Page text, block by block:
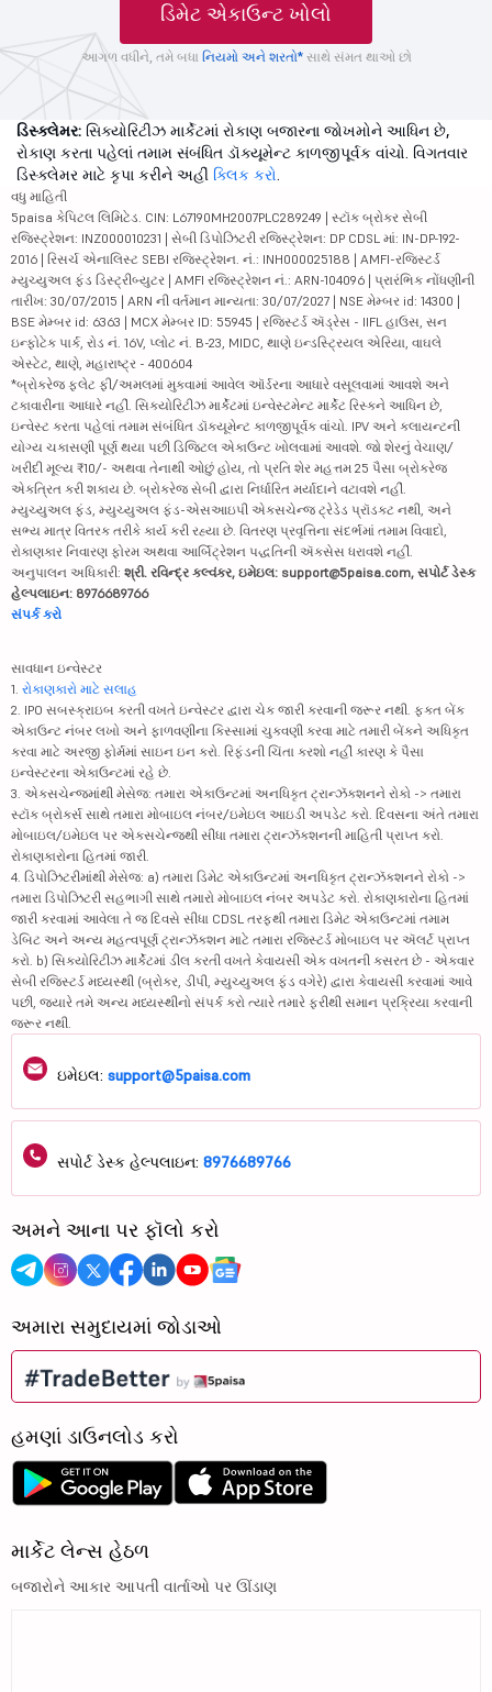
ડિમેટ એકાઉન્ટ ખોલો
આગળ વધીને, તમે બધા નિયમો અને શરતો*સાથે સંમત થાઓ છો
ડિસ્ક્લેમર: સિક્યોરિટીઝ માર્કેટમાં રોકાણ બજારના જોખમોને આધિન છે,
રોકાણ કરતા પહેલાં તમામ સંબંધિત ડૉક્યૂમેન્ટ કાળજીપૂર્વક વાંચો. વિગતવાર
ડિસ્ક્લેમર માટે કૃપા કરીને અહીં ક્લિક કરો.
વધુ માહિતી
5paisa કેપિટલ લિમિટેડ. CIN: L67190MH2007PLC289249 | સ્ટૉક બ્રોકર સેબી
રજિસ્ટ્રેશન: INZ000010231 | સેબી ડિપોઝિટરી રજિસ્ટ્રેશન: DP CDSL માં: IN-DP-192-
2016 | રિસર્ચ એનાલિસ્ટ SEBI રજિસ્ટ્રેશન. નં.: INH000025188 | AMFI-રજિસ્ટર્ડ
મ્યુચ્યુઅલ ફંડ ડિસ્ટ્રીબ્યુટર | AMFI રજિસ્ટ્રેશન નં.: ARN-104096 | પ્રારંભિક નોંધણીની
તારીખ: 30/07/2015 | ARN ની વર્તમાન માન્યતા: 30/07/2027 | NSE મેમ્બર id: 14300 |
BSE મેમ્બર id: 6363 | MCX મેમ્બર ID: 55945 | રજિસ્ટર્ડ ઍડ્રેસ - IIFL હાઉસ, સન
ઇન્ફોટેક પાર્ક, રોડ નં. 16V, પ્લોટ નં. B-23, MIDC, થાણે ઇન્ડસ્ટ્રિયલ એરિયા, વાઘલે
એસ્ટેટ, થાણે, મહારાષ્ટ્ર - 400604
*બ્રોકરેજ ફ્લેટ ફી/અમલમાં મુકવામાં આવેલ ઑર્ડરના આધારે વસૂલવામાં આવશે અને
ટકાવારીના આધારે નહીં. સિક્યોરિટીઝ માર્કેટમાં ઇન્વેસ્ટમેન્ટ માર્કેટ રિસ્કને આધિન છે,
ઇન્વેસ્ટ કરતા પહેલાં તમામ સંબંધિત ડૉક્યૂમેન્ટ કાળજીપૂર્વક વાંચો. IPV અને ક્લાયન્ટની
યોગ્ય ચકાસણી પૂર્ણ થયા પછી ડિજિટલ એકાઉન્ટ ખોલવામાં આવશે. જો શેરનું વેચાણ/
ખરીદી મૂલ્ય ₹10/- અથવા તેનાથી ઓછું હોય, તો પ્રતિ શેર મહત્તમ 25 પૈસા બ્રોકરેજ
એકત્રિત કરી શકાય છે. બ્રોકરેજ સેબી દ્વારા નિર્ધારિત મર્યાદાને વટાવશે નહીં.
મ્યુચ્યુઅલ ફંડ, મ્યુચ્યુઅલ ફંડ-એસઆઇપી એક્સચેન્જ ટ્રેડેડ પ્રૉડક્ટ નથી, અને
સભ્ય માત્ર વિતરક તરીકે કાર્ય કરી રહ્યા છે. વિતરણ પ્રવૃત્તિના સંદર્ભમાં તમામ વિવાદો,
રોકાણકાર નિવારણ ફોરમ અથવા આર્બિટ્રેશન પદ્ધતિની ઍક્સેસ ધરાવશે નહીં.
અનુપાલન અધિકારી: શ્રી. રવિન્દ્ર કલ્વંકર, ઇમેઇલ: support@5paisa.com, સપોર્ટ ડેસ્ક
હેલ્પલાઇન: 8976689766
સંપર્ક કરો
સાવધાન ઇન્વેસ્ટર
1. રોકાણકારો માટે સલાહ
2. IPO સબસ્ક્રાઇબ કરતી વખતે ઇન્વેસ્ટર દ્વારા ચેક જારી કરવાની જરૂર નથી. ફક્ત બેંક
એકાઉન્ટ નંબર લખો અને ફાળવણીના કિસ્સામાં ચુકવણી કરવા માટે તમારી બેંકને અધિકૃત
કરવા માટે અરજી ફોર્મમાં સાઇન ઇન કરો. રિફંડની ચિંતા કરશો નહીં કારણ કે પૈસા
ઇન્વેસ્ટરના એકાઉન્ટમાં રહે છે.
3. એક્સચેન્જમાંથી મેસેજ: તમારા એકાઉન્ટમાં અનધિકૃત ટ્રાન્ઝૅક્શનને રોકો -> તમારા
સ્ટૉક બ્રોકર્સ સાથે તમારા મોબાઇલ નંબર/ઇમેઇલ આઇડી અપડેટ કરો. દિવસના અંતે તમારા
મોબાઇલ/ઇમેઇલ પર એક્સચેન્જથી સીધા તમારા ટ્રાન્ઝૅક્શનની માહિતી પ્રાપ્ત કરો.
રોકાણકારોના હિતમાં જારી.
4. ડિપોઝિટરીમાંથી મેસેજ: a) તમારા ડિમેટ એકાઉન્ટમાં અનધિકૃત ટ્રાન્ઝૅક્શનને રોકો ->
તમારા ડિપોઝિટરી સહભાગી સાથે તમારો મોબાઇલ નંબર અપડેટ કરો. રોકાણકારોના હિતમાં
જારી કરવામાં આવેલા તે જ દિવસે સીધા CDSL તરફથી તમારા ડિમેટ એકાઉન્ટમાં તમામ
ડેબિટ અને અન્ય મહત્વપૂર્ણ ટ્રાન્ઝૅક્શન માટે તમારા રજિસ્ટર્ડ મોબાઇલ પર ઍલર્ટ પ્રાપ્ત
કરો. b) સિક્યોરિટીઝ માર્કેટમાં ડીલ કરતી વખતે કેવાયસી એક વખતની કસરત છે - એકવાર
સેબી રજિસ્ટર્ડ મધ્યસ્થી (બ્રોકર, ડીપી, મ્યુચ્યુઅલ ફંડ વગેરે) દ્વારા કેવાયસી કરવામાં આવે
પછી, જ્યારે તમે અન્ય મધ્યસ્થીનો સંપર્ક કરો ત્યારે તમારે ફરીથી સમાન પ્રક્રિયા કરવાની
જરૂર નથી.
ઇમેઇલ: support@5paisa.com
સપોર્ટ ડેસ્ક હેલ્પલાઇન: 8976689766
અમને આના પર ફૉલો કરો
અમારા સમુદાયમાં જોડાઓ
હમણાં ડાઉનલોડ કરો
માર્કેટ લેન્સ હેઠળ
બજારોને આકાર આપતી વાર્તાઓ પર ઊંડાણ